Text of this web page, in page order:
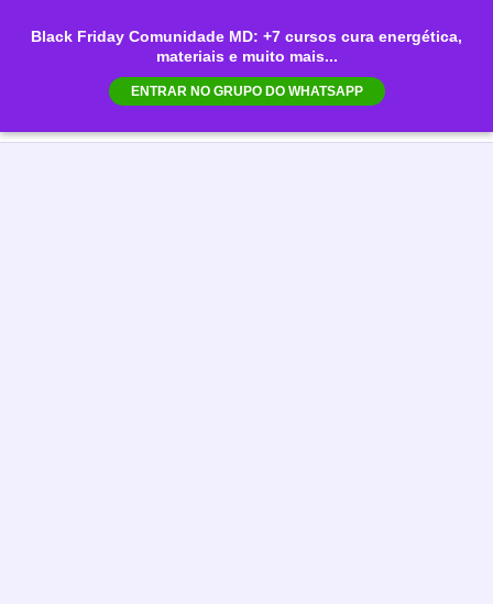
Black Friday Comunidade MD: +7 cursos cura energética,
materiais e muito mais...
ENTRAR NO GRUPO DO WHATSAPP
para